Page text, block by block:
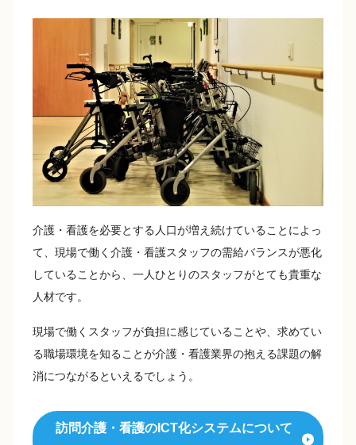
介護・看護を必要とする人口が増え続けていることによっ
て、現場で働く介護・看護スタッフの需給バランスが悪化
していることから、一人ひとりのスタッフがとても貴重な
人材です。
現場で働くスタッフが負担に感じていることや、求めてい
る職場環境を知ることが介護・看護業界の抱える課題の解
消につながるといえるでしょう。
訪問介護・看護のICT化システムについて